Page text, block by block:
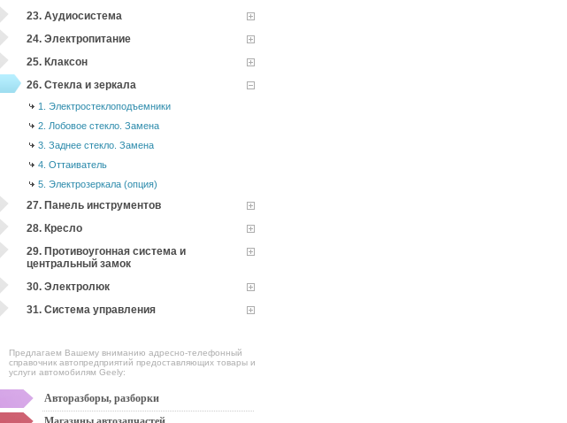
23. Аудиосистема
24. Электропитание
25. Клаксон
26. Стекла и зеркала
1. Электростеклоподъемники
2. Лобовое стекло. Замена
3. Заднее стекло. Замена
4. Оттаиватель
5. Электрозеркала (опция)
27. Панель инструментов
28. Кресло
29. Противоугонная система и
центральный замок
30. Электролюк
31. Система управления
Предлагаем Вашему вниманию адресно-телефонный
справочник автопредприятий предоставляющих товары и
услуги автомобилям Geely:
Авторазборы, разборки